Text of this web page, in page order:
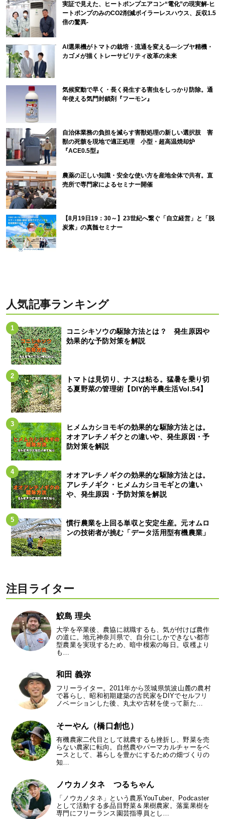
実証で見えた、ヒートポンプエアコン“電化”の現実解-ヒ
ートポンプのみのCO2削減ボイラーレスハウス、反収1.5
倍の驚異-
AI選果機がトマトの栽培・流通を変える―シブヤ精機・
カゴメが描くトレーサビリティ改革の未来
気候変動で早く・長く発生する害虫をしっかり防除。通
年使える気門封鎖剤『フーモン』
自治体業務の負担を減らす害獣処理の新しい選択肢 害
獣の死骸を現地で適正処理 小型・超高温焼却炉
『ACE0.5型』
農薬の正しい知識・安全な使い方を産地全体で共有。直
売所で専門家によるセミナー開催
【8月19日19：30～】23世紀へ繋ぐ「自立経営」と「脱
炭素」の真髄セミナー
人気記事ランキング
コニシキソウの駆除方法とは？ 発生原因や
効果的な予防対策を解説
トマトは見切り、ナスは粘る。猛暑を乗り切
る夏野菜の管理術【DIY的半農生活Vol.54】
ヒメムカシヨモギの効果的な駆除方法とは。
オオアレチノギクとの違いや、発生原因・予
防対策を解説
オオアレチノギクの効果的な駆除方法とは。
アレチノギク・ヒメムカシヨモギとの違い
や、発生原因・予防対策を解説
慣行農業を上回る単収と安定生産。元オムロ
ンの技術者が挑む「データ活用型有機農業」
注目ライター
鮫島 理央
大学を卒業後、農協に就職するも、気が付けば農作
の道に。地元神奈川県で、自分にしかできない都市
型農業を実現するため、暗中模索の毎日。収穫より
も…
和田 義弥
フリーライター。2011年から茨城県筑波山麓の農村
で暮らし、昭和初期建築の古民家をDIYでセルフリ
ノベーションした後、丸太や古材を使って新た…
そーやん（橋口創也）
有機農家二代目として就農するも挫折し、野菜を売
らない農家に転向。自然農やパーマカルチャーをベ
ースとして、暮らしを豊かにするための畑づくりの
知…
ノウカノタネ つるちゃん
「ノウカノタネ」という農系YouTuber、Podcaster
として活動する多品目野菜＆果樹農家。落葉果樹を
専門にフリーランス園芸指導員とし…